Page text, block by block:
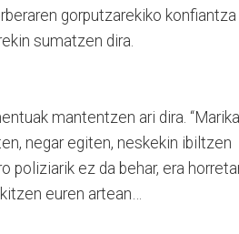
gorputzarekiko konfiantza
sumatzen dira.
mantentzen ari dira.
negar egiten, neskekin ibiltzen
poliziarik ez da behar, era
euren artean…